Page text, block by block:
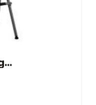
Barstol vit med ryggstöd